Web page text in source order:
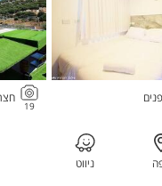
19
ניווט